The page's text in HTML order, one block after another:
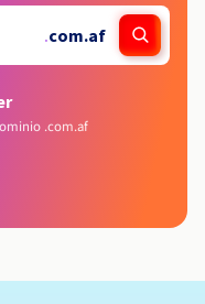
.com.af
.com.af